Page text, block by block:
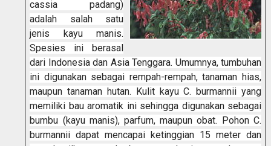
cassia padang)
adalah salah satu
jenis kayu manis.
Spesies ini berasal
dari Indonesia dan Asia Tenggara. Umumnya, tumbuhan
ini digunakan sebagai rempah-rempah, tanaman hias,
maupun tanaman hutan. Kulit kayu C. burmannii yang
memiliki bau aromatik ini sehingga digunakan sebagai
bumbu (kayu manis), parfum, maupun obat. Pohon C.
burmannii dapat mencapai ketinggian 15 meter dan